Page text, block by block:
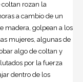
rozan la
a cambio de un
madera, golpean a los
mujeres, algunas de
algo de coltan y
por la fuerza
dentro de los